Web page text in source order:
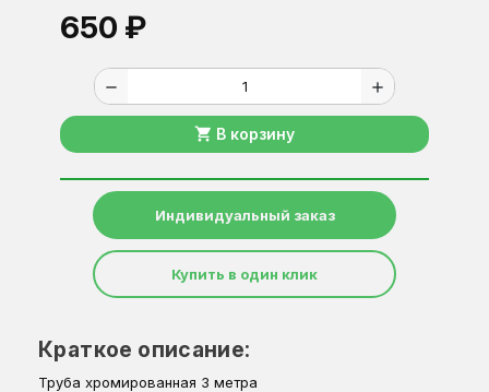
650 ₽
remove add
shopping_cart В корзину
Индивидуальный заказ
Купить в один клик
Краткое описание:
Труба хромированная 3 метра